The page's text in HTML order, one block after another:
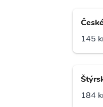
145
184